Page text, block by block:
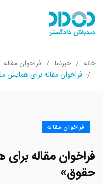
خانه خبرنما
فراخوان مقاله
فراخوان مقاله برای همایش
فراخوان مقاله
فراخوان مقاله
حقوق»